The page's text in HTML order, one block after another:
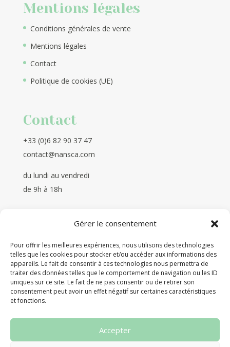
Gérer le consentement
Pour offrir les meilleures expériences, nous utilisons des technologies
telles que les cookies pour stocker et/ou accéder aux informations des
appareils. Le fait de consentir à ces technologies nous permettra de
traiter des données telles que le comportement de navigation ou les ID
uniques sur ce site. Le fait de ne pas consentir ou de retirer son
consentement peut avoir un effet négatif sur certaines caractéristiques
et fonctions.
Accepter
Mentions légales
Conditions générales de vente
Mentions légales
Contact
Politique de cookies (UE)
Contact
+33 (0)6 82 90 37 47
contact@nansca.com
du lundi au vendredi
de 9h à 18h
504 route de la Combe
74150 Thusy